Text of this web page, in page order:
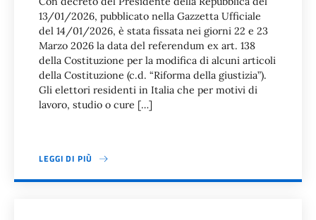
13/01/2026, pubblicato nella Gazzetta Ufficiale
del 14/01/2026, è stata fissata nei giorni 22 e 23
Marzo 2026 la data del referendum ex art. 138
della Costituzione per la modifica di alcuni articoli
della Costituzione (c.d. “Riforma della giustizia”).
Gli elettori residenti in Italia che per motivi di
lavoro, studio o cure […]
LEGGI DI PIÙ